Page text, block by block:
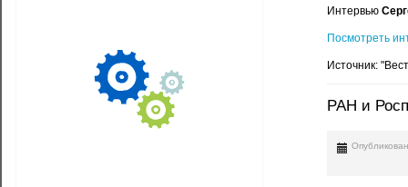
Интервью
Посмотреть
Источник:
РАН и